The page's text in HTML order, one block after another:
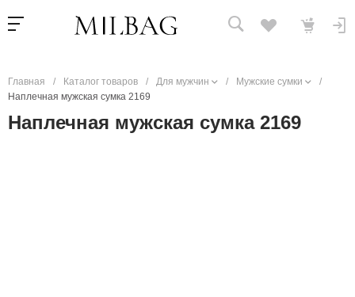
Главная / Каталог товаров / Для мужчин / Мужские сумки
/
Наплечная мужская сумка 2169
Наплечная мужская сумка 2169